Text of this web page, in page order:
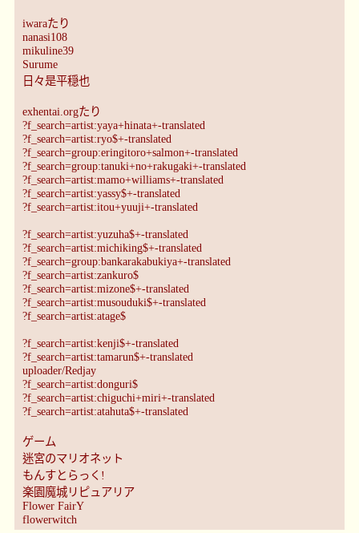
iwaraたり
nanasi108
mikuline39
Surume
日々是平穏也
exhentai.orgたり
?f_search=artist:yaya+hinata+-translated
?f_search=artist:ryo$+-translated
?f_search=group:eringitoro+salmon+-translated
?f_search=group:tanuki+no+rakugaki+-translated
?f_search=artist:mamo+williams+-translated
?f_search=artist:yassy$+-translated
?f_search=artist:itou+yuuji+-translated
?f_search=artist:yuzuha$+-translated
?f_search=artist:michiking$+-translated
?f_search=group:bankarakabukiya+-translated
?f_search=artist:zankuro$
?f_search=artist:mizone$+-translated
?f_search=artist:musouduki$+-translated
?f_search=artist:atage$
?f_search=artist:kenji$+-translated
?f_search=artist:tamarun$+-translated
uploader/Redjay
?f_search=artist:donguri$
?f_search=artist:chiguchi+miri+-translated
?f_search=artist:atahuta$+-translated
ゲーム
迷宮のマリオネット
もんすとらっく!
楽園魔城リピュアリア
Flower FairY
flowerwitch